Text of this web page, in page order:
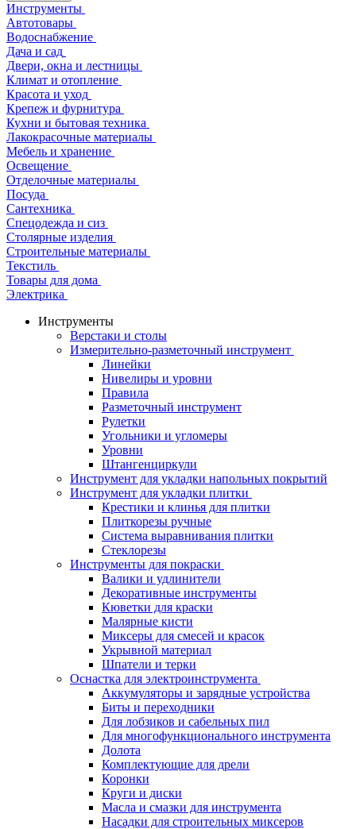
Инструменты
Автотовары
Водоснабжение
Дача и сад
Двери, окна и лестницы
Климат и отопление
Красота и уход
Крепеж и фурнитура
Кухни и бытовая техника
Лакокрасочные материалы
Мебель и хранение
Освещение
Отделочные материалы
Посуда
Сантехника
Спецодежда и сиз
Столярные изделия
Строительные материалы
Текстиль
Товары для дома
Электрика
Инструменты
Верстаки и столы
Измерительно-разметочный инструмент
Линейки
Нивелиры и уровни
Правила
Разметочный инструмент
Рулетки
Угольники и угломеры
Уровни
Штангенциркули
Инструмент для укладки напольных покрытий
Инструмент для укладки плитки
Крестики и клинья для плитки
Плиткорезы ручные
Система выравнивания плитки
Стеклорезы
Инструменты для покраски
Валики и удлинители
Декоративные инструменты
Кюветки для краски
Малярные кисти
Миксеры для смесей и красок
Укрывной материал
Шпатели и терки
Оснастка для электроинструмента
Аккумуляторы и зарядные устройства
Биты и переходники
Для лобзиков и сабельных пил
Для многофункционального инструмента
Долота
Комплектующие для дрели
Коронки
Круги и диски
Масла и смазки для инструмента
Насадки для строительных миксеров